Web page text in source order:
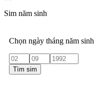
Sim năm sinh
Chọn ngày tháng năm sinh
Tìm sim